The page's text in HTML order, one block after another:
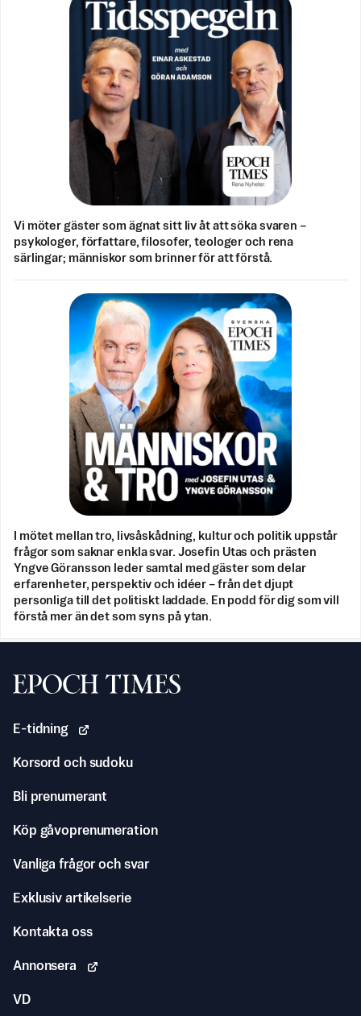
Vi möter gäster som ägnat sitt liv åt att söka svaren –
psykologer, författare, filosofer, teologer och rena
särlingar; människor som brinner för att förstå.
I mötet mellan tro, livsåskådning, kultur och politik uppstår
frågor som saknar enkla svar. Josefin Utas och prästen
Yngve Göransson leder samtal med gäster som delar
erfarenheter, perspektiv och idéer – från det djupt
personliga till det politiskt laddade. En podd för dig som vill
förstå mer än det som syns på ytan.
Svenska Epoch Times
E-tidning
Korsord och sudoku
Bli prenumerant
Köp gåvoprenumeration
Vanliga frågor och svar
Exklusiv artikelserie
Kontakta oss
Annonsera
VD